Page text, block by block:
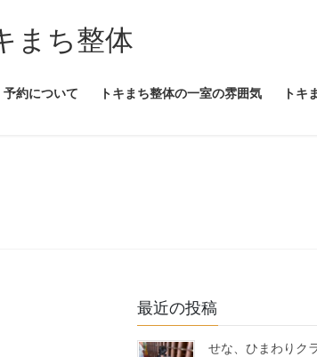
まち整体
予約について トキまち整体の一室の雰囲気 トキ
最近の投稿
せな、ひまわりク